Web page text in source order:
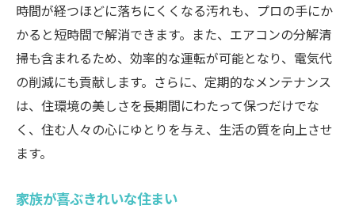
時間が経つほどに落ちにくくなる汚れも、プロの手にか
かると短時間で解消できます。また、エアコンの分解清
掃も含まれるため、効率的な運転が可能となり、電気代
の削減にも貢献します。さらに、定期的なメンテナンス
は、住環境の美しさを長期間にわたって保つだけでな
く、住む人々の心にゆとりを与え、生活の質を向上させ
ます。
家族が喜ぶきれいな住まい